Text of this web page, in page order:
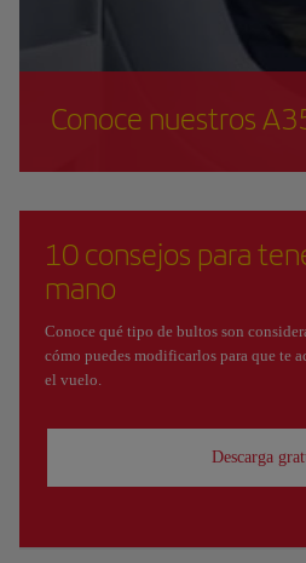
Conoce nuestros
10 consejos para
mano
Conoce qué tipo de bultos son
cómo puedes modificarlos para que te
el vuelo.
Descarga